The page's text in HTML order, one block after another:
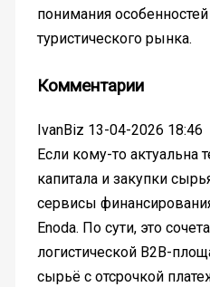
понимания
туристического рынка.
Комментарии
IvanBiz 13-04-2026 18:46
Если кому-то актуальна
капитала и закупки
сервисы
Enoda. По сути, это
логистической B2B-
сырьё с отсрочкой